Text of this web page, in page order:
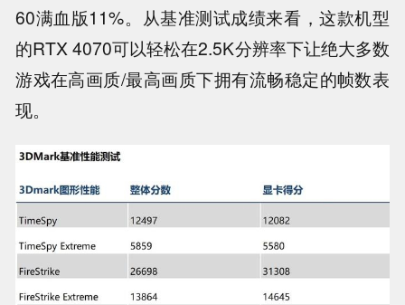
60满血版11%。从基准测试成绩来看，这款机型
的RTX 4070可以轻松在2.5K分辨率下让绝大多数
游戏在高画质/最高画质下拥有流畅稳定的帧数表
现。